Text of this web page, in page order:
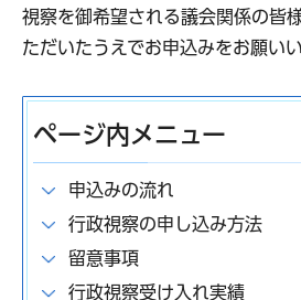
視察を御希望される議会関係の皆
ただいたうえでお申込みをお願いい
ページ内メニュー
申込みの流れ
行政視察の申し込み方法
留意事項
行政視察受け入れ実績